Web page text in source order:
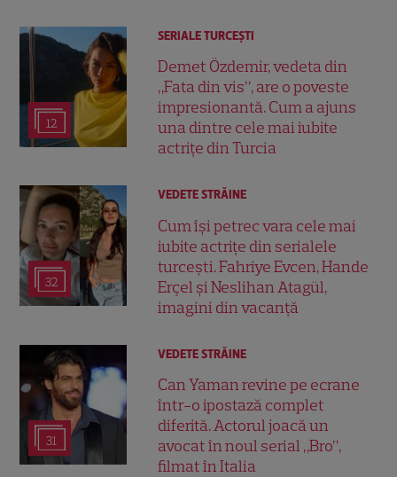
12
SERIALE TURCEŞTI
Demet Özdemir, vedeta din
„Fata din vis”, are o poveste
impresionantă. Cum a ajuns
una dintre cele mai iubite
actrițe din Turcia
32
VEDETE STRĂINE
Cum își petrec vara cele mai
iubite actrițe din serialele
turcești. Fahriye Evcen, Hande
Erçel și Neslihan Atagül,
imagini din vacanță
31
VEDETE STRĂINE
Can Yaman revine pe ecrane
într-o ipostază complet
diferită. Actorul joacă un
avocat în noul serial „Bro”,
filmat în Italia